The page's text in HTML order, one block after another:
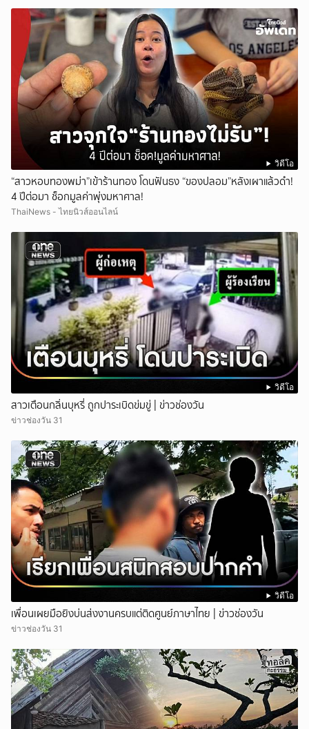
วิดีโอ
“สาวหอบทองพม่า”เข้าร้านทอง โดนฟันธง “ของปลอม”หลังเผาแล้วดำ!
4 ปีต่อมา ช็อกมูลค่าพุ่งมหาศาล!
ThaiNews - ไทยนิวส์ออนไลน์
วิดีโอ
สาวเตือนกลิ่นบุหรี่ ถูกปาระเบิดข่มขู่ | ข่าวช่องวัน
ข่าวช่องวัน 31
วิดีโอ
เพื่อนเผยมือยิงบ่นส่งงานครบแต่ติดศูนย์ภาษาไทย | ข่าวช่องวัน
ข่าวช่องวัน 31